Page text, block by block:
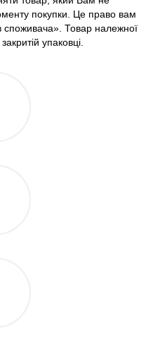
покупки. Це право вам
споживача». Товар належної
упаковці.